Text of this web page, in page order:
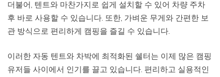
더불어, 텐트와 마찬가지로 쉽게 설치할 수 있어 차량 주차
후 바로 사용할 수 있습니다. 또한, 가벼운 무게와 간편한 보
관 방식으로 편리하게 캠핑을 즐길 수 있습니다.
이러한 자동 텐트와 차박에 최적화된 쉘터는 이제 많은 캠핑
유저들 사이에서 인기를 끌고 있습니다. 편리하고 실용적인